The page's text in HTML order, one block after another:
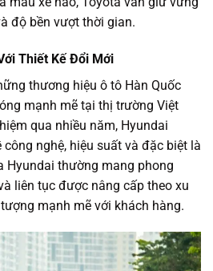
độ bền vượt thời gian.
Thiết Kế Đổi Mới
thương hiệu ô tô Hàn Quốc
mạnh mẽ tại thị trường Việt
qua nhiều năm, Hyundai
nghệ, hiệu suất và đặc biệt là
Hyundai thường mang phong
liên tục được nâng cấp theo xu
mạnh mẽ với khách hàng.